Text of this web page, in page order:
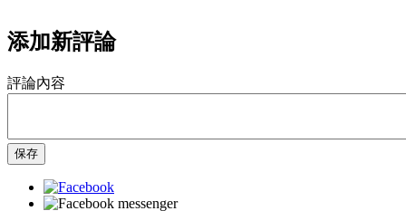
添加新評論
評論內容
保存